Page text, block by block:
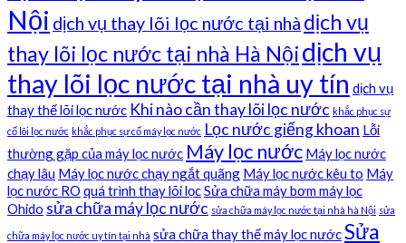
Nội dịch vụ thay lõi lọc nước tại nhà dịch vụ
thay lõi lọc nước tại nhà Hà Nộidịch vụ
thay lõi lọc nước tại nhà uy tín dịch vụ
thay thế lõi lọc nước Khi nào cần thay lõi lọc nước khắc phục sự
cố lõi lọc nước khắc phục sự cố máy lọc nước Lọc nước giếng khoan Lỗi
thường gặp của máy lọc nước Máy lọc nước Máy lọc nước
chạy lâu Máy lọc nước chạy ngắt quãng Máy lọc nước kêu to Máy
lọc nước RO quá trình thay lõi lọcSửa chữa máy bơm máy lọc
Ohido sửa chữa máy lọc nước sửa chữa máy lọc nước tại nhà hà Nội sửa
chữa máy lọc nước uy tín tại nhà sửa chữa thay thế máy lọc nướcSửa